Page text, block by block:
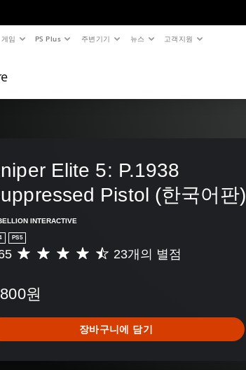
게임 PS Plus 주변기기 뉴스 고객지원
Elite 5: P.1938
Pistol (한국어판)
INTERACTIVE
PS5
23개의 별점
원
장바구니에 담기